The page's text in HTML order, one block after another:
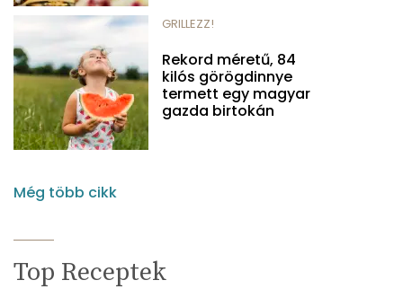
GRILLEZZ!
Rekord méretű, 84
kilós görögdinnye
termett egy magyar
gazda birtokán
Még több cikk
Top Receptek